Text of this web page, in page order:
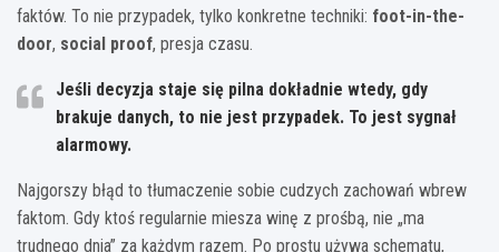
faktów. To nie przypadek, tylko konkretne techniki: foot-in-the-
door, social proof, presja czasu.
Jeśli decyzja staje się pilna dokładnie wtedy, gdy
brakuje danych, to nie jest przypadek. To jest sygnał
alarmowy.
Najgorszy błąd to tłumaczenie sobie cudzych zachowań wbrew
faktom. Gdy ktoś regularnie miesza winę z prośbą, nie „ma
trudnego dnia” za każdym razem. Po prostu używa schematu,